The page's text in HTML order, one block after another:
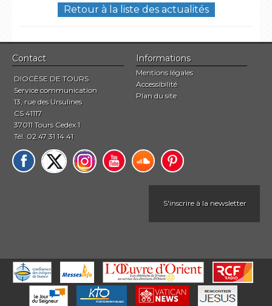
Retour à la liste des actualités
Contact
DIOCÈSE DE TOURS
Service communication
13, rue des Ursulines
CS 41117
37011 Tours Cedex 1
Tél. 02 47 31 14 41
Informations
Mentions légales
Accessibilité
Plan du site
S'inscrire à la newsletter